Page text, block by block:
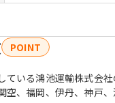
POINT
ている鴻池運輸株式会
空、福岡、伊丹、神戸